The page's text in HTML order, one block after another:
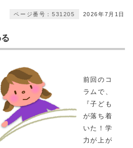
2026年7月1日
ページ番号：531205
前回のコ
ラムで、
『子ども
が落ち着
いた！学
力が上が